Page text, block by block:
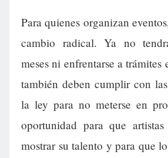
Para quienes organizan
cambio radical. Ya no
meses ni enfrentarse a trámites
también deben cumplir con
la ley para no meterse en
oportunidad para que
mostrar su talento y para que